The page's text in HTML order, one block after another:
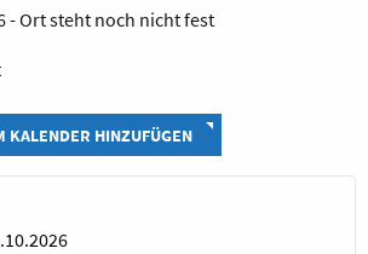
- Ort steht noch nicht fest
KALENDER HINZUFÜGEN